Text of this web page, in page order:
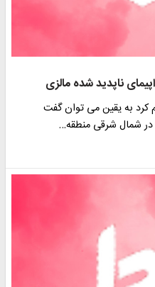
ناپدید شده مالزی
کرد به یقین می توان گفت
شمال شرقی منطقه…